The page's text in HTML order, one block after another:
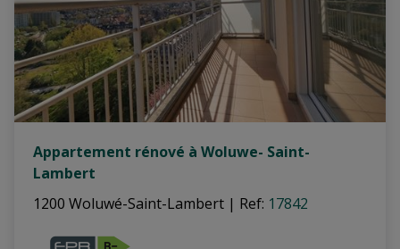
Appartement rénové à Woluwe- Saint-
Lambert
1200 Woluwé-Saint-Lambert | Ref: 17842